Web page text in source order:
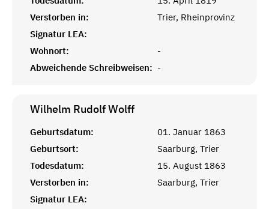
Verstorben in:
Trier, Rheinprovinz
Signatur LEA:
Wohnort:
-
Abweichende Schreibweisen: -
Wilhelm RudolfWolff
Geburtsdatum:
01. Januar 1863
Geburtsort:
Saarburg, Trier
Todesdatum:
15. August 1863
Verstorben in:
Saarburg, Trier
Signatur LEA: